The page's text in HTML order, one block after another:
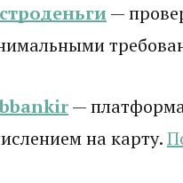
—
—
на карту.